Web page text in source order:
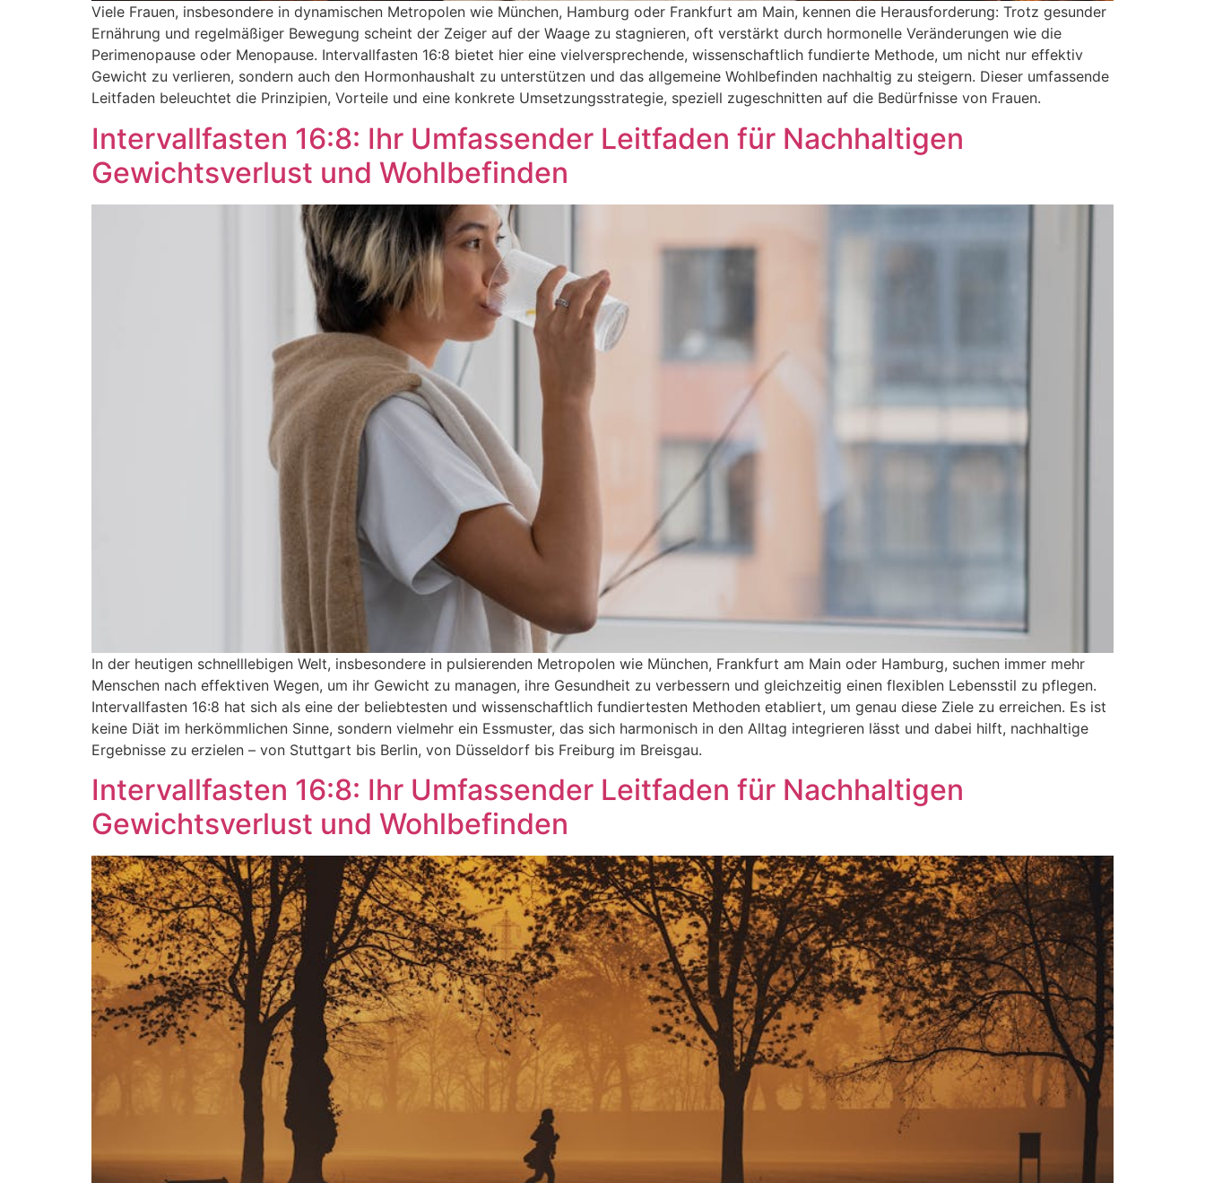
Viele Frauen, insbesondere in dynamischen Metropolen wie München, Hamburg oder Frankfurt am Main, kennen die Herausforderung: Trotz gesunder
Ernährung und regelmäßiger Bewegung scheint der Zeiger auf der Waage zu stagnieren, oft verstärkt durch hormonelle Veränderungen wie die
Perimenopause oder Menopause. Intervallfasten 16:8 bietet hier eine vielversprechende, wissenschaftlich fundierte Methode, um nicht nur effektiv
Gewicht zu verlieren, sondern auch den Hormonhaushalt zu unterstützen und das allgemeine Wohlbefinden nachhaltig zu steigern. Dieser umfassende
Leitfaden beleuchtet die Prinzipien, Vorteile und eine konkrete Umsetzungsstrategie, speziell zugeschnitten auf die Bedürfnisse von Frauen.
Intervallfasten 16:8: Ihr Umfassender Leitfaden für Nachhaltigen
Gewichtsverlust und Wohlbefinden
In der heutigen schnelllebigen Welt, insbesondere in pulsierenden Metropolen wie München, Frankfurt am Main oder Hamburg, suchen immer mehr
Menschen nach effektiven Wegen, um ihr Gewicht zu managen, ihre Gesundheit zu verbessern und gleichzeitig einen flexiblen Lebensstil zu pflegen.
Intervallfasten 16:8 hat sich als eine der beliebtesten und wissenschaftlich fundiertesten Methoden etabliert, um genau diese Ziele zu erreichen. Es ist
keine Diät im herkömmlichen Sinne, sondern vielmehr ein Essmuster, das sich harmonisch in den Alltag integrieren lässt und dabei hilft, nachhaltige
Ergebnisse zu erzielen – von Stuttgart bis Berlin, von Düsseldorf bis Freiburg im Breisgau.
Intervallfasten 16:8: Ihr Umfassender Leitfaden für Nachhaltigen
Gewichtsverlust und Wohlbefinden